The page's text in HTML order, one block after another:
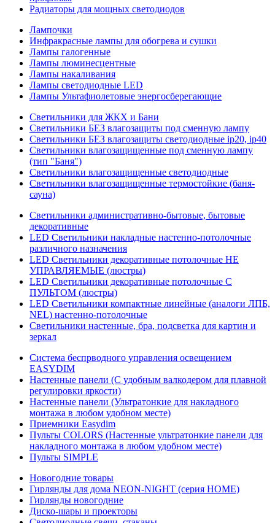
Радиаторы для мощных светодиодов
Лампочки
Инфракрасные лампы для обогрева и сушки
Лампы галогенные
Лампы люминесцентные
Лампы накаливания
Лампы светодиодные LED
Лампы Ультафиолетовые энергосберегающие
Светильники для ЖКХ и Бани
Светильники БЕЗ влагозащиты под сменную лампу
Светильники БЕЗ влагозащиты светодиодные ip20, ip40
Светильники влагозащищенные под сменную лампу
(тип "Баня")
Светильники влагозащищенные светодиодные
Светильники влагозащищенные термостойкие (баня-
сауна)
Светильники административно-бытовые, бытовые
декоративные
LED Cветильники накладные настенно-потолочные
различного назначения
LED Светильники декоративные потолочные НЕ
УПРАВЛЯЕМЫЕ (люстры)
LED Светильники декоративные потолочные С
ПУЛЬТОМ (люстры)
LED Светильники компактные линейные (аналоги ЛПБ,
NEL) настенно-потолочные
Светильники настенные, бра, подсветка для картин и
зеркал
Система беспрводного управления освещением
EASYDIM
Настенные панели (С удобным валкодером для плавной
регулировки яркости)
Настенные панели (Ультратонкие для накладного
монтажа в любом удобном месте)
Приемники Easydim
Пульты COLORS (Настенные ультратонкие панели для
накладного монтажа в любом удобном месте)
Пульты SIMPLE
Новогодние товары
Гирлянды для дома NEON-NIGHT (серия HOME)
Гирлянды новогодние
Диско-шары и проекторы